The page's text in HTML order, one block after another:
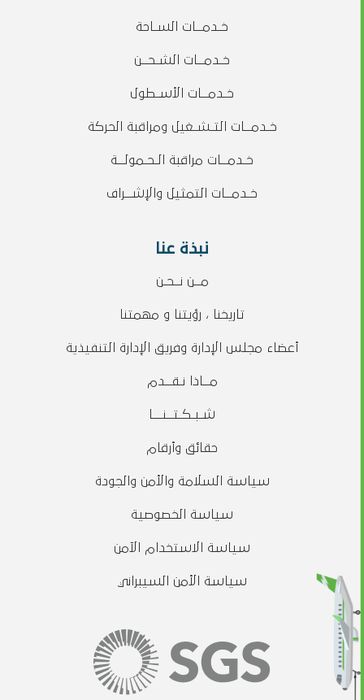
خـدمــات السـاحة
خـدمــات الشـحــن
خـدمــات الأسـطول
خـدمــات التـشـغيل ومراقبة الحركة
خـدمــات مراقبة الـحـمولــة
خـدمــات التمثيل والإشــراف
نبذة عنا
مــن نــحـن
تاريخنا ، رؤيتنا و مهمتنا
أعضاء مجلس الإدارة وفريق الإدارة التنفيذية
مــاذا نـقــدم
شـبـكـتــنـــا
حقائق وأرقام
سياسة السلامة والأمن والجودة
سياسة الخصوصية
سياسة الاستخدام الآمن
سياسة الأمن السيبراني